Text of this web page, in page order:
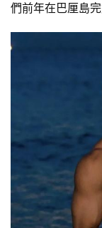
們前年在巴厘島完